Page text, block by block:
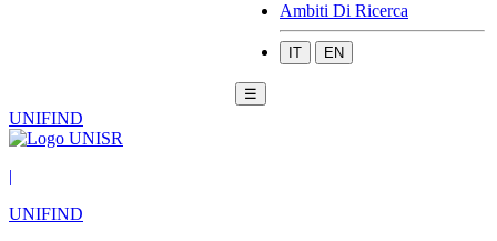
Ambiti Di Ricerca
IT EN
☰
UNIFIND
|
UNIFIND